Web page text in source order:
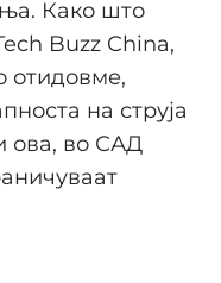
Како што
Buzz China,
отидовме,
на струја
ова, во САД